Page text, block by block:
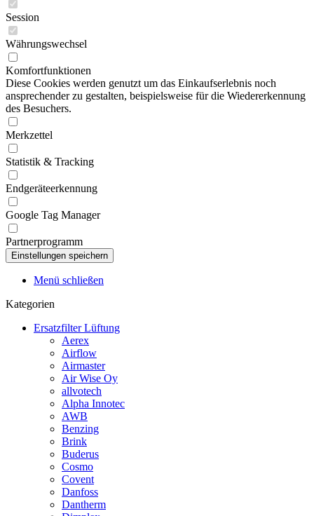
Session
Währungswechsel
Komfortfunktionen
Diese Cookies werden genutzt um das Einkaufserlebnis noch
ansprechender zu gestalten, beispielsweise für die Wiedererkennung
des Besuchers.
Merkzettel
Statistik & Tracking
Endgeräteerkennung
Google Tag Manager
Partnerprogramm
Menü schließen
Kategorien
Ersatzfilter Lüftung
Aerex
Airflow
Airmaster
Air Wise Oy
allvotech
Alpha Innotec
AWB
Benzing
Brink
Buderus
Cosmo
Covent
Danfoss
Dantherm